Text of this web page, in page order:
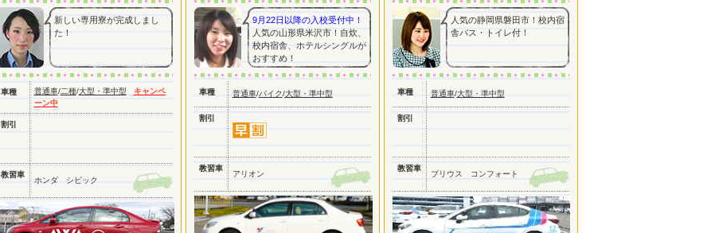
新しい専用寮が完成しまし
た！
車種 普通車/二種/大型・準中型
キャンペ
ーン中
割引
教習車
ホンダ シビック
9月22日以降の入校受付中！
人気の山形県米沢市！自炊、
校内宿舎、ホテルシングルが
おすすめ！
車種 普通車/バイク/大型・準中型
割引
教習車
アリオン
人気の静岡県磐田市！校内宿
舎バス・トイレ付！
車種 普通車/大型・準中型
割引
教習車
プリウス コンフォート